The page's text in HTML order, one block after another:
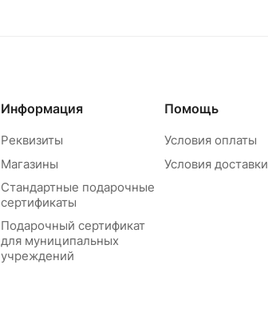
Информация
Реквизиты
Магазины
Стандартные подарочные
сертификаты
Подарочный сертификат
для муниципальных
учреждений
Помощь
Условия оплаты
Условия доставки